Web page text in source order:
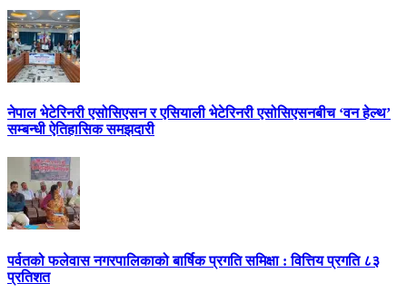
नेपाल भेटेरिनरी एसोसिएसन र एसियाली भेटेरिनरी एसोसिएसनबीच ‘वन हेल्थ’
सम्बन्धी ऐतिहासिक समझदारी
पर्वतको फलेवास नगरपालिकाको बार्षिक प्रगति समिक्षा : वित्तिय प्रगति ८३
प्रतिशत